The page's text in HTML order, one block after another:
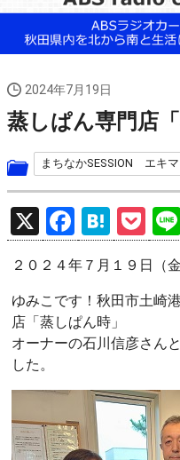
2024年7月19日
蒸しぱん専門店
まちなかSESSION エキマ
X
F
a
ce
b
o
k
H
at
e
n
a
P
o
ck
et
２０２４年７月１９日（
ゆみこです！秋田市土崎
店「蒸しぱん時」
オーナーの石川信彦さん
した。